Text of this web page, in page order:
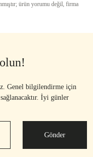
ürün yorumu değil, firma
Genel bilgilendirme için
İyi günler
Gönder